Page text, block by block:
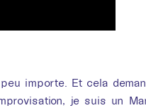
importe. Et cela
je suis un